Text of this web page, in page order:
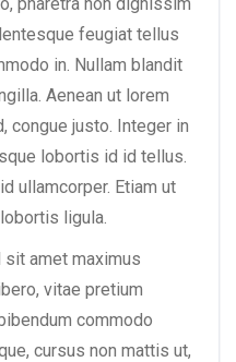
feugiat tellus
in. Nullam blandit
Aenean ut lorem
congue justo. Integer in
lobortis id id tellus.
ullamcorper. Etiam ut
ligula.
amet maximus
vitae pretium
commodo
cursus non mattis ut,